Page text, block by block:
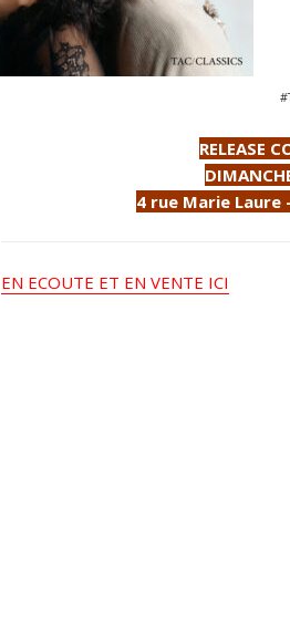
RELEASE
4 rue Marie Laure
EN ECOUTE ET EN VENTE ICI